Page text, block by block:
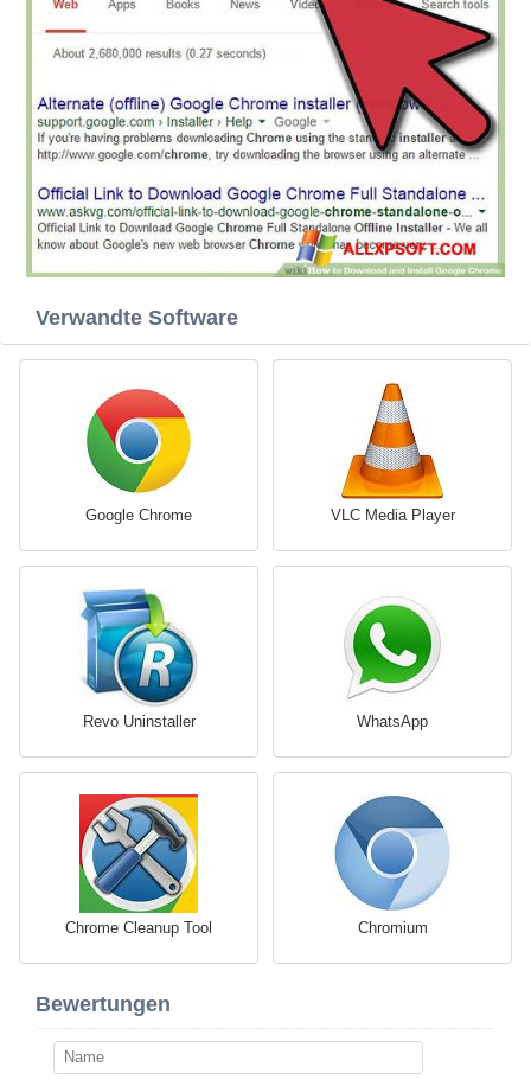
Verwandte Software
Google Chrome VLC Media Player
Revo Uninstaller WhatsApp
Chrome Cleanup Tool Chromium
Bewertungen